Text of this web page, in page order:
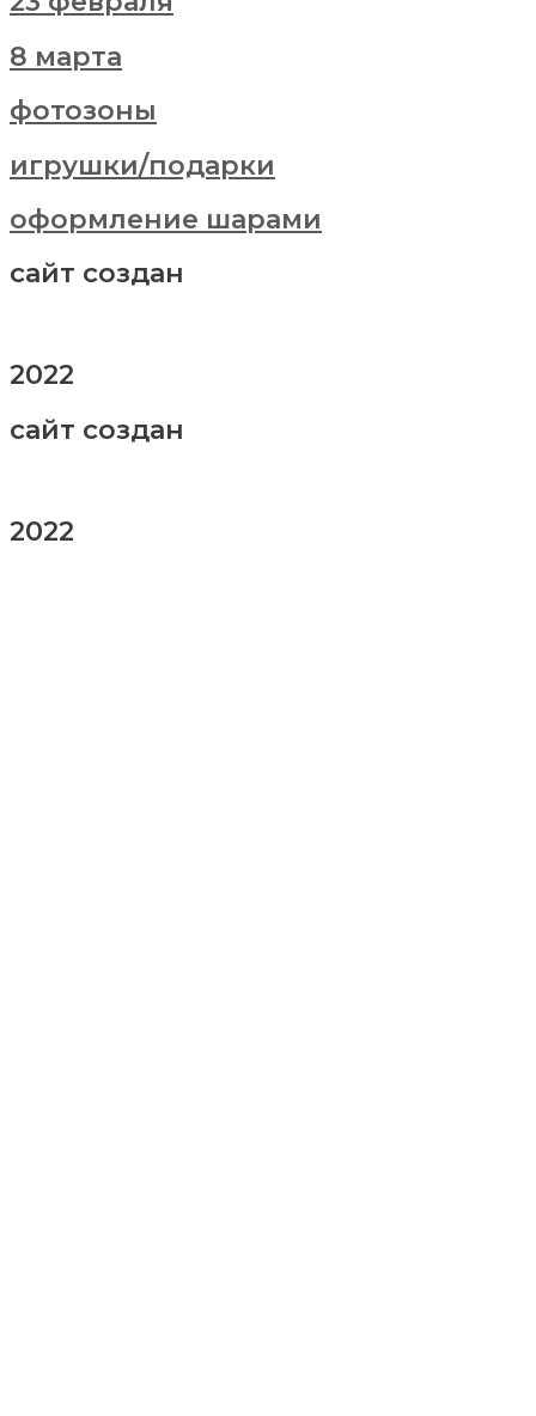
8 марта
фотозоны
игрушки/подарки
оформление шарами
сайт создан
2022
сайт создан
2022